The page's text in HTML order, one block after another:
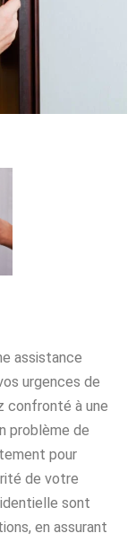
assistance
urgences de
confronté à une
problème de
pour
de votre
sont
en assurant